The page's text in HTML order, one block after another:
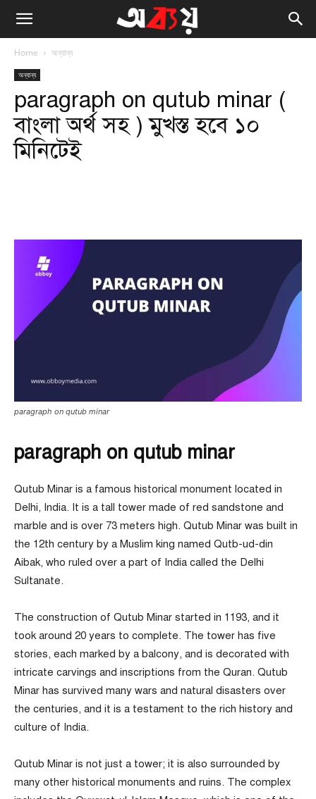
Home অন্যান্য
অন্যান্য
paragraph on qutub minar (
বাংলা অর্থ সহ ) মুখস্ত হবে ১০
মিনিটেই
paragraph on qutub minar
paragraph on qutub minar
Qutub Minar is a famous historical monument located in
Delhi, India. It is a tall tower made of red sandstone and
marble and is over 73 meters high. Qutub Minar was built in
the 12th century by a Muslim king named Qutb-ud-din
Aibak, who ruled over a part of India called the Delhi
Sultanate.
The construction of Qutub Minar started in 1193, and it
took around 20 years to complete. The tower has five
stories, each marked by a balcony, and is decorated with
intricate carvings and inscriptions from the Quran. Qutub
Minar has survived many wars and natural disasters over
the centuries, and it is a testament to the rich history and
culture of India.
Qutub Minar is not just a tower; it is also surrounded by
many other historical monuments and ruins. The complex